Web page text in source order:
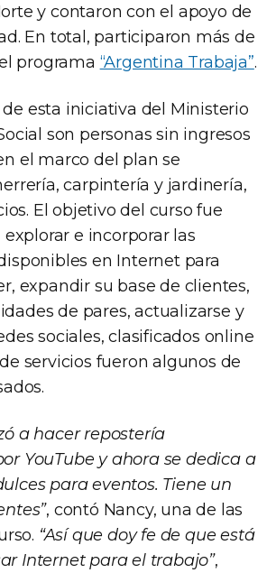
y contaron con el apoyo de
En total, participaron más de
programa “Argentina Trabaja”.
esta iniciativa del Ministerio
son personas sin ingresos
el marco del plan se
carpintería y jardinería,
El objetivo del curso fue
e incorporar las
en Internet para
expandir su base de clientes,
de pares, actualizarse y
sociales, clasificados online
servicios fueron algunos de
a hacer repostería
YouTube y ahora se dedica a
para eventos. Tiene un
, contó Nancy, una de las
“Así que doy fe de que está
Internet para el trabajo”,